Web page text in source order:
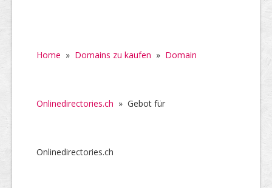
Home » Domains zu kaufen » Domain
Onlinedirectories.ch » Gebot für
Onlinedirectories.ch